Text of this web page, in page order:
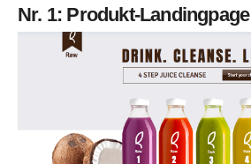
Nr. 1: Produkt-Landingpage